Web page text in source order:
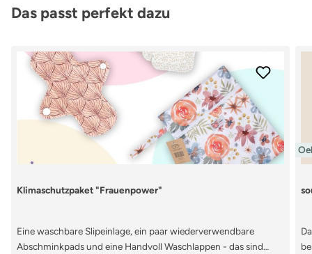
Produktgalerie überspringen
Das passt perfekt dazu
Klimaschutzpaket "Frauenpower"
Eine waschbare Slipeinlage, ein paar wiederverwendbare
Abschminkpads und eine Handvoll Waschlappen - das sind